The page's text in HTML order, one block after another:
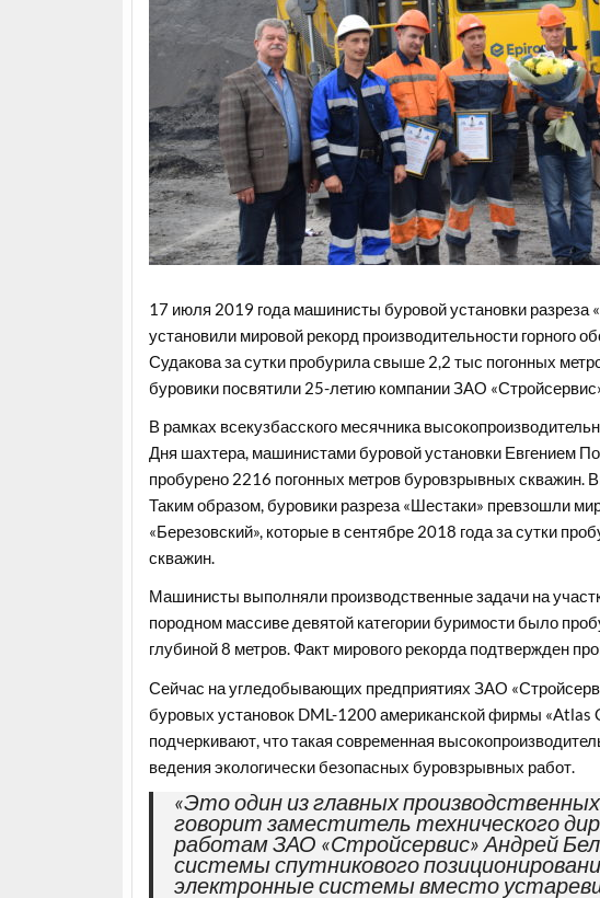
17 июля 2019 года машинисты буровой установки
установили мировой рекорд производительности горного
Судакова за сутки пробурила свыше 2,2 тыс погонных
буровики посвятили 25-летию компании ЗАО
В рамках всекузбасского месячника
Дня шахтера, машинистами буровой установки Евгением
пробурено 2216 погонных метров буровзрывных скважин.
Таким образом, буровики разреза «Шестаки» превзошли
«Березовский», которые в сентябре 2018 года за сутки
скважин.
Машинисты выполняли производственные задачи на
породном массиве девятой категории буримости было
глубиной 8 метров. Факт мирового рекорда подтвержден
Сейчас на угледобывающих предприятиях ЗАО
буровых установок DML-1200 американской фирмы «Atlas
подчеркивают, что такая современная
ведения экологически безопасных буровзрывных работ.
«Это один из главных
говорит заместитель технического
работам ЗАО «Стройсервис» Андрей
системы спутникового
электронные системы вместо